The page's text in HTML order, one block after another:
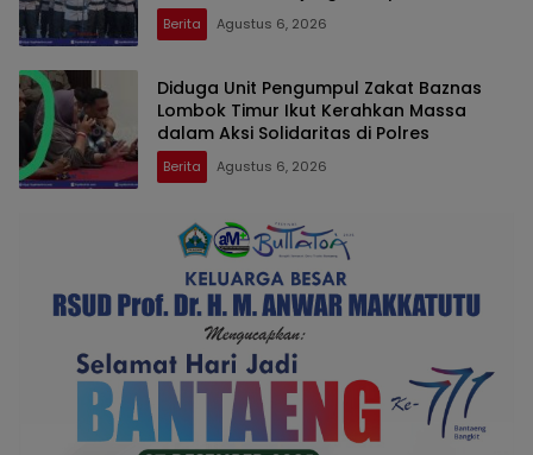
Berita Agustus 6, 2026
Diduga Unit Pengumpul Zakat Baznas
Lombok Timur Ikut Kerahkan Massa
dalam Aksi Solidaritas di Polres
Berita Agustus 6, 2026